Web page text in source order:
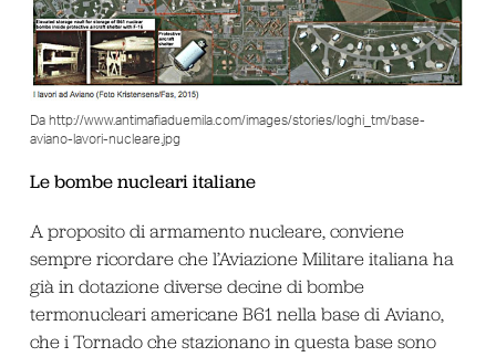
Da http://www.antimafiaduemila.com/images/stories/loghi_tm/base-
aviano-lavori-nucleare.jpg
Le bombe nucleari italiane
A proposito di armamento nucleare, conviene
sempre ricordare che l’Aviazione Militare italiana ha
già in dotazione diverse decine di bombe
termonucleari americane B61 nella base di Aviano,
che i Tornado che stazionano in questa base sono